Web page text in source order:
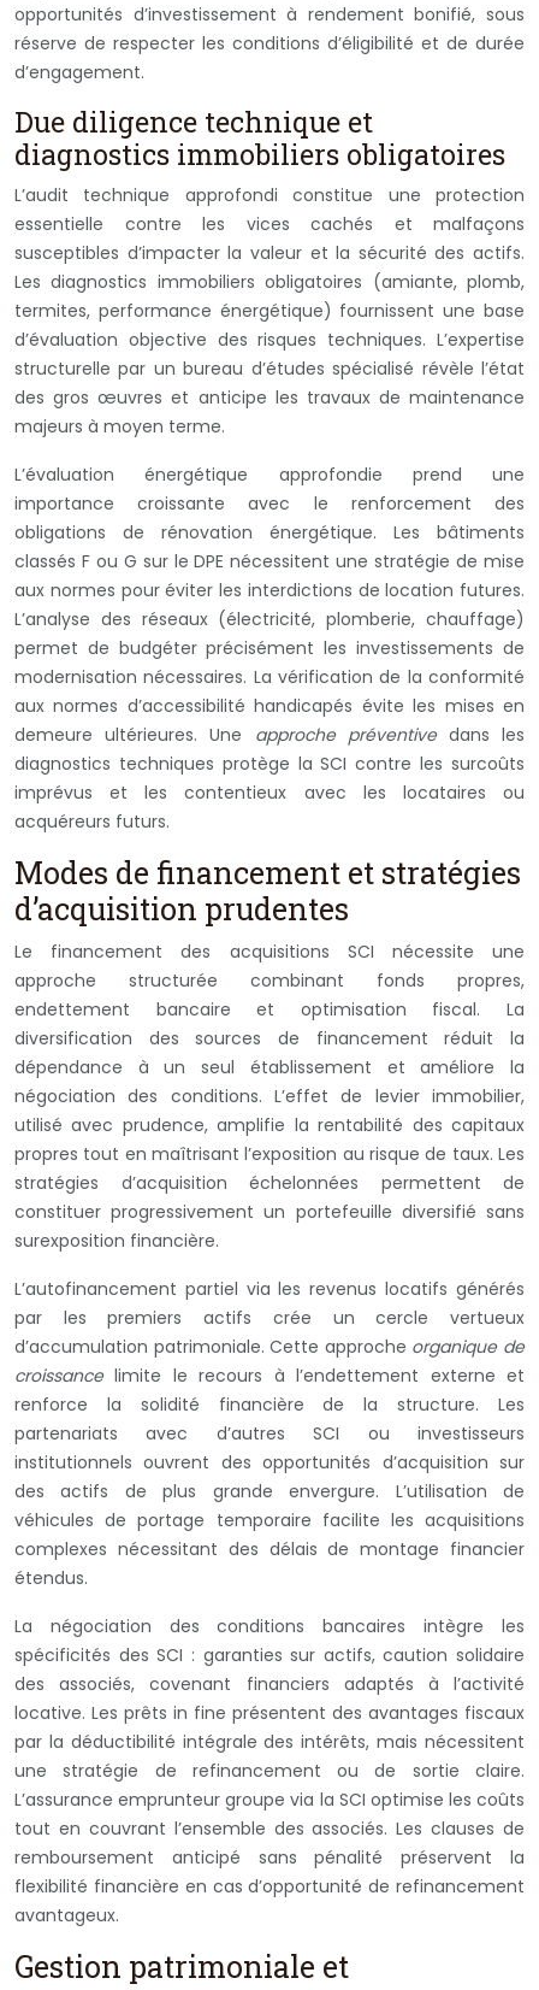
opportunités d’investissement à rendement bonifié, sous
réserve de respecter les conditions d’éligibilité et de durée
d’engagement.
Due diligence technique et
diagnostics immobiliers obligatoires
L’audit technique approfondi constitue une protection
essentielle contre les vices cachés et malfaçons
susceptibles d’impacter la valeur et la sécurité des actifs.
Les diagnostics immobiliers obligatoires (amiante, plomb,
termites, performance énergétique) fournissent une base
d’évaluation objective des risques techniques. L’expertise
structurelle par un bureau d’études spécialisé révèle l’état
des gros œuvres et anticipe les travaux de maintenance
majeurs à moyen terme.
L’évaluation énergétique approfondie prend une
importance croissante avec le renforcement des
obligations de rénovation énergétique. Les bâtiments
classés F ou G sur le DPE nécessitent une stratégie de mise
aux normes pour éviter les interdictions de location futures.
L’analyse des réseaux (électricité, plomberie, chauffage)
permet de budgéter précisément les investissements de
modernisation nécessaires. La vérification de la conformité
aux normes d’accessibilité handicapés évite les mises en
demeure ultérieures. Une approche préventivedans les
diagnostics techniques protège la SCI contre les surcoûts
imprévus et les contentieux avec les locataires ou
acquéreurs futurs.
Modes de financement et stratégies
d’acquisition prudentes
Le financement des acquisitions SCI nécessite une
approche structurée combinant fonds propres,
endettement bancaire et optimisation fiscal. La
diversification des sources de financement réduit la
dépendance à un seul établissement et améliore la
négociation des conditions. L’effet de levier immobilier,
utilisé avec prudence, amplifie la rentabilité des capitaux
propres tout en maîtrisant l’exposition au risque de taux. Les
stratégies d’acquisition échelonnées permettent de
constituer progressivement un portefeuille diversifié sans
surexposition financière.
L’autofinancement partiel via les revenus locatifs générés
par les premiers actifs crée un cercle vertueux
d’accumulation patrimoniale. Cette approche organique de
croissancelimite le recours à l’endettement externe et
renforce la solidité financière de la structure. Les
partenariats avec d’autres SCI ou investisseurs
institutionnels ouvrent des opportunités d’acquisition sur
des actifs de plus grande envergure. L’utilisation de
véhicules de portage temporaire facilite les acquisitions
complexes nécessitant des délais de montage financier
étendus.
La négociation des conditions bancaires intègre les
spécificités des SCI : garanties sur actifs, caution solidaire
des associés, covenant financiers adaptés à l’activité
locative. Les prêts in fine présentent des avantages fiscaux
par la déductibilité intégrale des intérêts, mais nécessitent
une stratégie de refinancement ou de sortie claire.
L’assurance emprunteur groupe via la SCI optimise les coûts
tout en couvrant l’ensemble des associés. Les clauses de
remboursement anticipé sans pénalité préservent la
flexibilité financière en cas d’opportunité de refinancement
avantageux.
Gestion patrimoniale et